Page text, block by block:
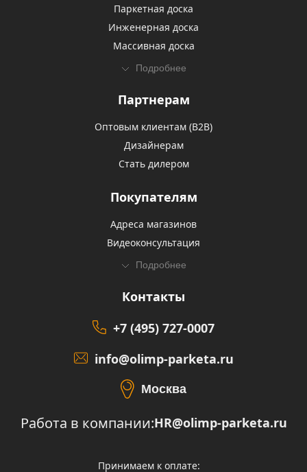
Паркетная доска
Инженерная доска
Массивная доска
Подробнее
Партнерам
Оптовым клиентам (В2В)
Дизайнерам
Стать дилером
Покупателям
Адреса магазинов
Видеоконсультация
Подробнее
Контакты
+7 (495) 727-0007
info@olimp-parketa.ru
Москва
Работа в компании:HR@olimp-parketa.ru
Принимаем к оплате: